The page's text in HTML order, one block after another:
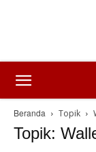
Beranda Topik
Topik: